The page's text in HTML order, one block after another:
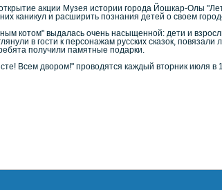
акции Музея истории города Йошкар-Олы
каникул и расширить познания детей о своем
котом" выдалась очень насыщенной: дети и
в гости к персонажам русских сказок,
получили памятные подарки.
Всем двором!" проводятся каждый вторник июля в